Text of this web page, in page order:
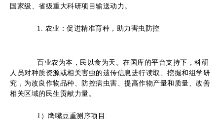
国家级、省级重大科研项目输送动力。
1 . 农业 ： 促进精准育种 ， 助力害虫防控
百业农为本，民以食为天。在国库的平台支持下，科研
人员对种质资源或相关害虫的遗传信息进行读取、挖掘和组学研
究，为改良作物品种、防控病虫害、提高作物产量和质量、改善
相关区域的民生贡献力量。
1） 鹰嘴豆重测序项目 :